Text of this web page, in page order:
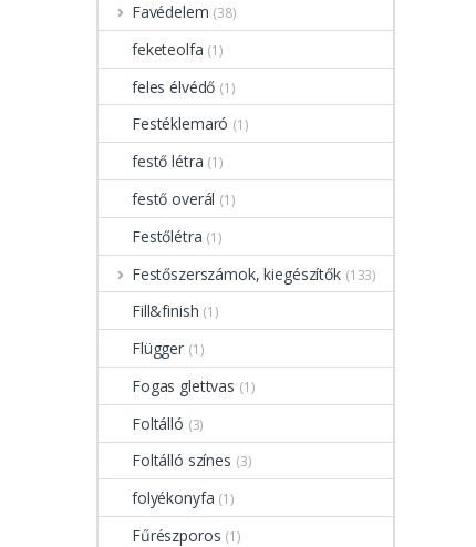
Favédelem (38)
feketeolfa (1)
feles élvédő (1)
Festéklemaró (1)
festő létra (1)
festő overál (1)
Festőlétra (1)
Festőszerszámok, kiegészítők (133)
Fill&finish (1)
Flügger (1)
Fogas glettvas (1)
Foltálló (3)
Foltálló színes (3)
folyékonyfa (1)
Fűrészporos (1)